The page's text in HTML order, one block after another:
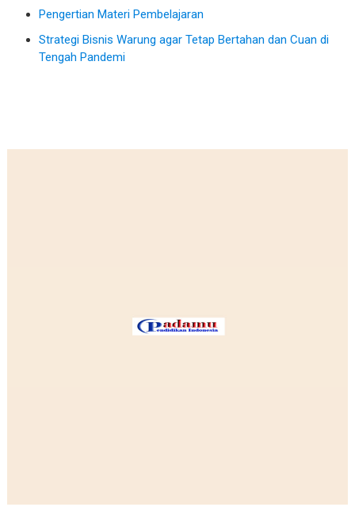
Pengertian Materi Pembelajaran
Strategi Bisnis Warung agar Tetap Bertahan dan Cuan di
Tengah Pandemi